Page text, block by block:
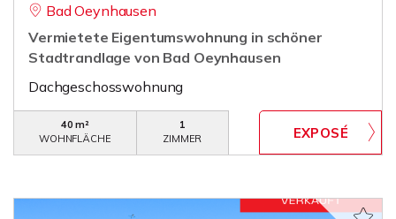
Bad Oeynhausen
Vermietete Eigentumswohnung in schöner
Stadtrandlage von Bad Oeynhausen
Dachgeschosswohnung
40 m²
WOHNFLÄCHE
1
ZIMMER